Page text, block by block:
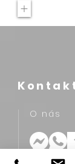
+
O nás